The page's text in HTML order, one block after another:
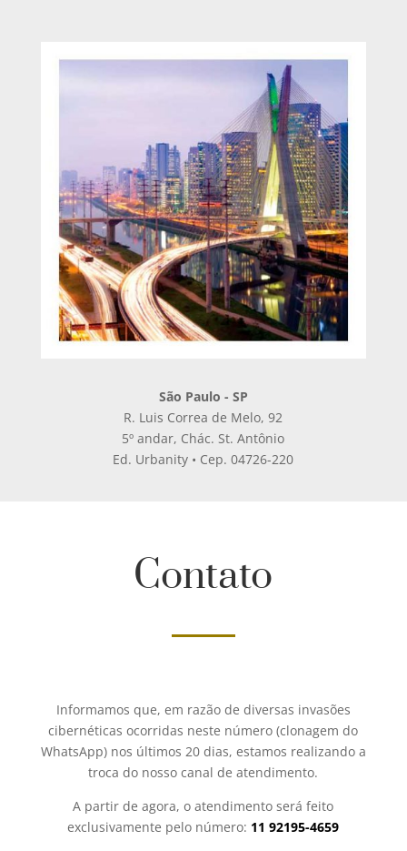
São Paulo - SP
R. Luis Correa de Melo, 92
5º andar, Chác. St. Antônio
Ed. Urbanity • Cep. 04726-220
Contato
Informamos que, em razão de diversas invasões
cibernéticas ocorridas neste número (clonagem do
WhatsApp) nos últimos 20 dias, estamos realizando a
troca do nosso canal de atendimento.
A partir de agora, o atendimento será feito
exclusivamente pelo número: 11 92195-4659